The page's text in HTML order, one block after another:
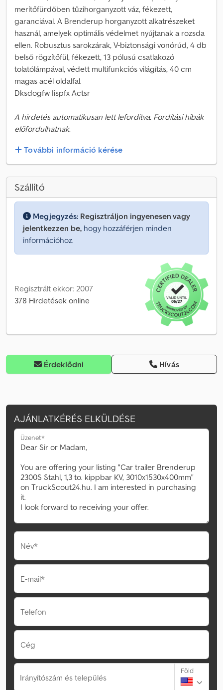
merítőfürdőben tűzihorganyzott váz, fékezett,
garanciával. A Brenderup horganyzott alkatrészeket
használ, amelyek optimális védelmet nyújtanak a rozsda
ellen. Robusztus sarokzárak, V-biztonsági vonórúd, 4 db
belső rögzítőfül, fékezett, 13 pólusú csatlakozó
tolatólámpával, védett multifunkciós világítás, 40 cm
magas acél oldalfal.
Dksdogfw Iispfx Actsr
A hirdetés automatikusan lett lefordítva. Fordítási hibák
előfordulhatnak.
További információ kérése
Szállító
Megjegyzés: Regisztráljon ingyenesen vagy
jelentkezzen be, hogy hozzáférjen minden
információhoz.
Regisztrált ekkor: 2007
378 Hirdetések online
Érdeklődni Hívás
AJÁNLATKÉRÉS ELKÜLDÉSE
Üzenet*
Név*
E-mail*
Telefon
Cég
Irányítószám és település
Föld